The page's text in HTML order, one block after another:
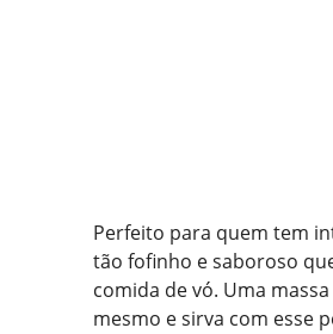
Perfeito para quem tem
tão fofinho e saboroso
comida de vó. Uma
mesmo e sirva com esse